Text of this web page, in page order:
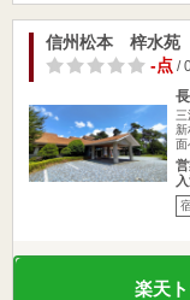
信州松本 梓水苑
-点/
新
面
楽天